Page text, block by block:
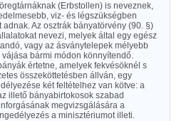
(Erbstollen) is neveznek,
viz- és légszükségben
Az osztrák bányatörvény (90. §)
nevezi, melyek által egy egész
vagy az ásványtelepek mélyebb
bármi módon könnyítendő.
értetne, amelyek fekvésöknél s
összeköttetésben állván, egy
két feltételhez van kötve: a
illető bányabirtokosok szabad
megvizsgálására a
a minisztériumot illeti.